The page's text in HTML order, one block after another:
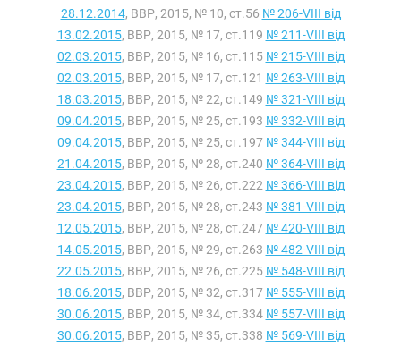
28.12.2014, ВВР, 2015, № 10, ст.56 № 206-VIII від
13.02.2015, ВВР, 2015, № 17, ст.119 № 211-VIII від
02.03.2015, ВВР, 2015, № 16, ст.115 № 215-VIII від
02.03.2015, ВВР, 2015, № 17, ст.121 № 263-VIII від
18.03.2015, ВВР, 2015, № 22, ст.149 № 321-VIII від
09.04.2015, ВВР, 2015, № 25, ст.193 № 332-VIII від
09.04.2015, ВВР, 2015, № 25, ст.197 № 344-VIII від
21.04.2015, ВВР, 2015, № 28, ст.240 № 364-VIII від
23.04.2015, ВВР, 2015, № 26, ст.222 № 366-VIII від
23.04.2015, ВВР, 2015, № 28, ст.243 № 381-VIII від
12.05.2015, ВВР, 2015, № 28, ст.247 № 420-VIII від
14.05.2015, ВВР, 2015, № 29, ст.263 № 482-VIII від
22.05.2015, ВВР, 2015, № 26, ст.225 № 548-VIII від
18.06.2015, ВВР, 2015, № 32, ст.317 № 555-VIII від
30.06.2015, ВВР, 2015, № 34, ст.334 № 557-VIII від
30.06.2015, ВВР, 2015, № 35, ст.338 № 569-VIII від